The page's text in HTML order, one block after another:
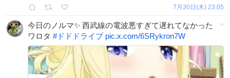
7月30日(木) 23:05
今日のノルマ✨️ 西武線の電波悪すぎて遅れてなかった
ワロタ #ドドドライブ pic.x.com/6SRykron7W